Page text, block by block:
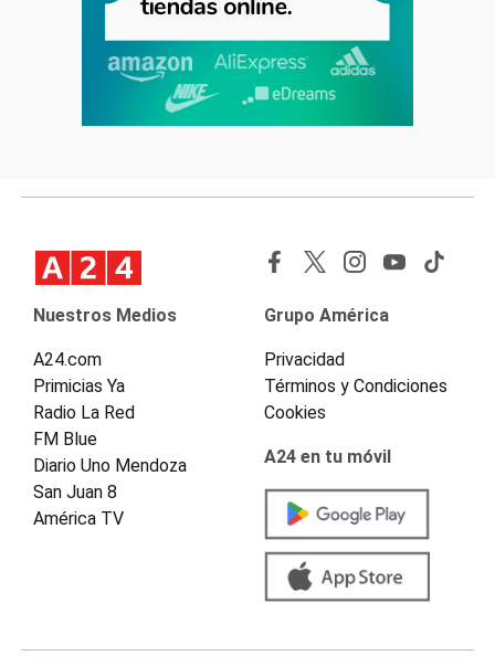
Nuestros Medios
A24.com
Primicias Ya
Radio La Red
FM Blue
Diario Uno Mendoza
San Juan 8
América TV
Grupo América
Privacidad
Términos y Condiciones
Cookies
A24 en tu móvil